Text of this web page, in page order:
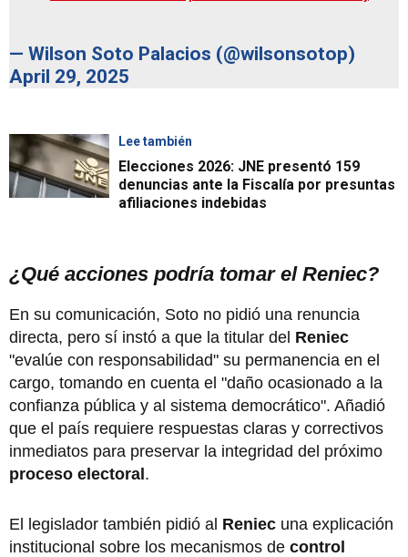
— Wilson Soto Palacios (@wilsonsotop)
April 29, 2025
Lee también
Elecciones 2026: JNE presentó 159
denuncias ante la Fiscalía por presuntas
afiliaciones indebidas
¿Qué acciones podría tomar el Reniec?
En su comunicación, Soto no pidió una renuncia
directa, pero sí instó a que la titular del Reniec
"evalúe con responsabilidad" su permanencia en el
cargo, tomando en cuenta el "daño ocasionado a la
confianza pública y al sistema democrático". Añadió
que el país requiere respuestas claras y correctivos
inmediatos para preservar la integridad del próximo
proceso electoral.
El legislador también pidió al Reniec una explicación
institucional sobre los mecanismos de control